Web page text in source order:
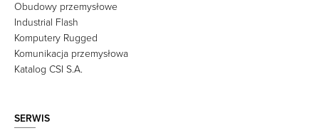
Obudowy przemysłowe
Industrial Flash
Komputery Rugged
Komunikacja przemysłowa
Katalog CSI S.A.
SERWIS